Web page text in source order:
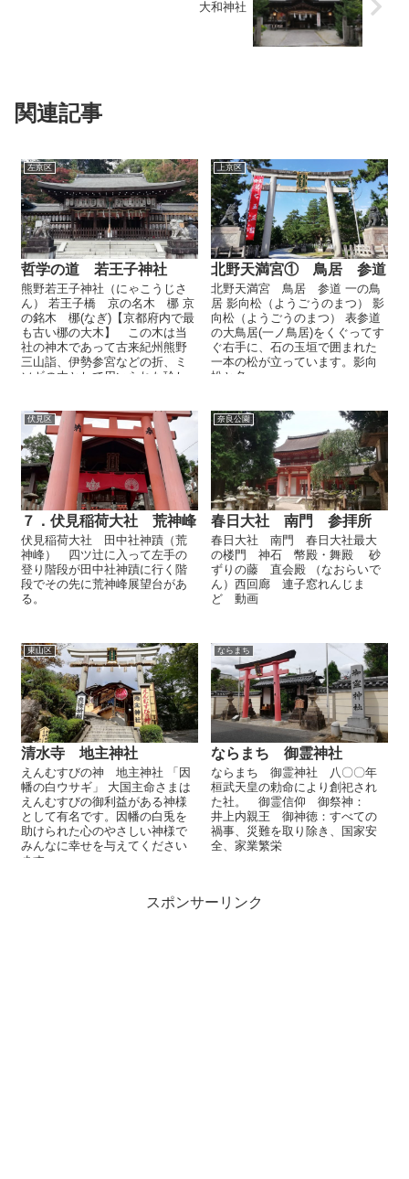
大和神社
関連記事
左京区
哲学の道 若王子神社
熊野若王子神社（にゃこうじさ
ん） 若王子橋 京の名木 梛 京
の銘木 梛(なぎ)【京都府内で最
も古い梛の大木】 この木は当
社の神木であって古来紀州熊野
三山詣、伊勢参宮などの折、ミ
ソギの木として用いられた珍し
上京区
北野天満宮① 鳥居 参道
北野天満宮 鳥居 参道 一の鳥
居 影向松（ようごうのまつ） 影
向松（ようごうのまつ） 表参道
の大鳥居(一ノ鳥居)をくぐってす
ぐ右手に、石の玉垣で囲まれた
一本の松が立っています。影向
松と名...
伏見区
７．伏見稲荷大社 荒神峰
伏見稲荷大社 田中社神蹟（荒
神峰） 四ツ辻に入って左手の
登り階段が田中社神蹟に行く階
段でその先に荒神峰展望台があ
る。
奈良公園
春日大社 南門 参拝所
春日大社 南門 春日大社最大
の楼門 神石 幣殿・舞殿 砂
ずりの藤 直会殿 （なおらいで
ん）西回廊 連子窓れんじま
ど 動画
東山区
清水寺 地主神社
えんむすびの神 地主神社 「因
幡の白ウサギ」 大国主命さまは
えんむすびの御利益がある神様
として有名です。因幡の白兎を
助けられた心のやさしい神様で
みんなに幸せを与えてください
ます。 ...
ならまち
ならまち 御霊神社
ならまち 御霊神社 八〇〇年
桓武天皇の勅命により創祀され
た社。 御霊信仰 御祭神：
井上内親王 御神徳：すべての
禍事、災難を取り除き、国家安
全、家業繁栄
スポンサーリンク